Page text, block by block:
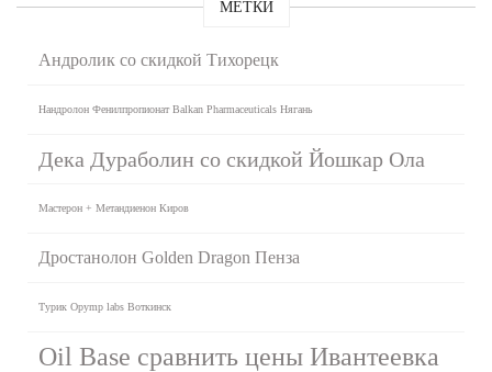
МЕТКИ
Андролик со скидкой Тихорецк
Нандролон Фенилпропионат Balkan Pharmaceuticals Нягань
Дека Дураболин со скидкой Йошкар Ола
Мастерон + Метандиенон Киров
Дростанолон Golden Dragon Пенза
Турик Opymp labs Воткинск
Oil Base сравнить цены Ивантеевка